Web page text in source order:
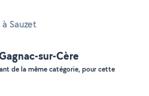
Sauzet
sur-Cère
de la même catégorie, pour cette